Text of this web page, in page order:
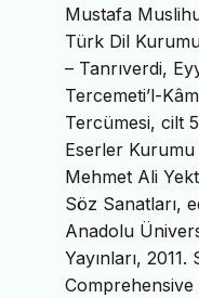
Mustafa
Türk Dil
– Tanrıverdi,
Tercemeti’l-
Tercümesi, cilt
Eserler Kurumu
Mehmet Ali
Söz Sanatları,
Anadolu
Yayınları,